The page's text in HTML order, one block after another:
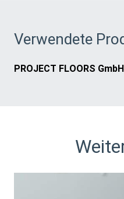
Verwendete
PROJECT FLOORS G